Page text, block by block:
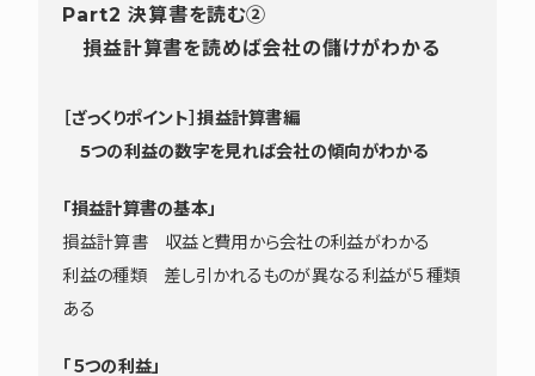
Part2 決算書を読む②
損益計算書を読めば会社の儲けがわかる
［ざっくりポイント］損益計算書編
5つの利益の数字を見れば会社の傾向がわかる
「損益計算書の基本」
損益計算書 収益と費用から会社の利益がわかる
利益の種類 差し引かれるものが異なる利益が５種類
ある
「５つの利益」